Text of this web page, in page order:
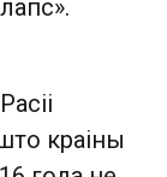
краіны